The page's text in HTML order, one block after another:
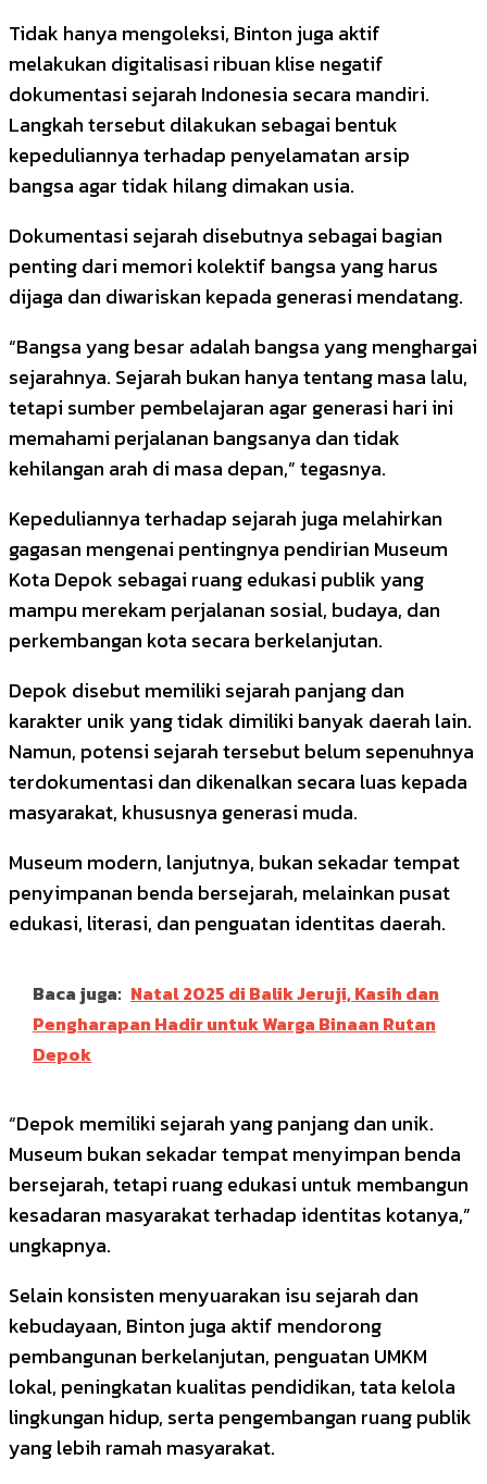
Tidak hanya mengoleksi, Binton juga aktif
melakukan digitalisasi ribuan klise negatif
dokumentasi sejarah Indonesia secara mandiri.
Langkah tersebut dilakukan sebagai bentuk
kepeduliannya terhadap penyelamatan arsip
bangsa agar tidak hilang dimakan usia.
Dokumentasi sejarah disebutnya sebagai bagian
penting dari memori kolektif bangsa yang harus
dijaga dan diwariskan kepada generasi mendatang.
“Bangsa yang besar adalah bangsa yang menghargai
sejarahnya. Sejarah bukan hanya tentang masa lalu,
tetapi sumber pembelajaran agar generasi hari ini
memahami perjalanan bangsanya dan tidak
kehilangan arah di masa depan,” tegasnya.
Kepeduliannya terhadap sejarah juga melahirkan
gagasan mengenai pentingnya pendirian Museum
Kota Depok sebagai ruang edukasi publik yang
mampu merekam perjalanan sosial, budaya, dan
perkembangan kota secara berkelanjutan.
Depok disebut memiliki sejarah panjang dan
karakter unik yang tidak dimiliki banyak daerah lain.
Namun, potensi sejarah tersebut belum sepenuhnya
terdokumentasi dan dikenalkan secara luas kepada
masyarakat, khususnya generasi muda.
Museum modern, lanjutnya, bukan sekadar tempat
penyimpanan benda bersejarah, melainkan pusat
edukasi, literasi, dan penguatan identitas daerah.
Baca juga: Natal 2025 di Balik Jeruji, Kasih dan
Pengharapan Hadir untuk Warga Binaan Rutan
Depok
“Depok memiliki sejarah yang panjang dan unik.
Museum bukan sekadar tempat menyimpan benda
bersejarah, tetapi ruang edukasi untuk membangun
kesadaran masyarakat terhadap identitas kotanya,”
ungkapnya.
Selain konsisten menyuarakan isu sejarah dan
kebudayaan, Binton juga aktif mendorong
pembangunan berkelanjutan, penguatan UMKM
lokal, peningkatan kualitas pendidikan, tata kelola
lingkungan hidup, serta pengembangan ruang publik
yang lebih ramah masyarakat.